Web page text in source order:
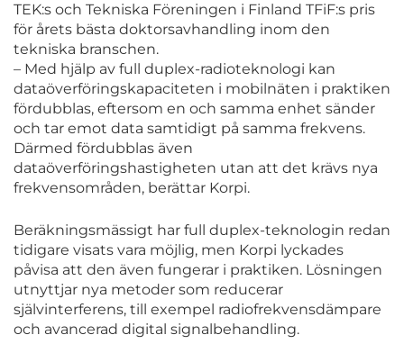
TEK:s och Tekniska Föreningen i Finland TFiF:s pris
för årets bästa doktorsavhandling inom den
tekniska branschen.
– Med hjälp av full duplex-radioteknologi kan
dataöverföringskapaciteten i mobilnäten i praktiken
fördubblas, eftersom en och samma enhet sänder
och tar emot data samtidigt på samma frekvens.
Därmed fördubblas även
dataöverföringshastigheten utan att det krävs nya
frekvensområden, berättar Korpi.
Beräkningsmässigt har full duplex-teknologin redan
tidigare visats vara möjlig, men Korpi lyckades
påvisa att den även fungerar i praktiken. Lösningen
utnyttjar nya metoder som reducerar
självinterferens, till exempel radiofrekvensdämpare
och avancerad digital signalbehandling.